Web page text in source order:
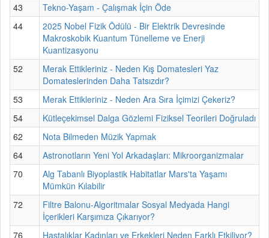
43
Tekno-Yaşam - Çalışmak İçin Öde
44
2025 Nobel Fizik Ödülü - Bir Elektrik Devresinde
Makroskobik Kuantum Tünelleme ve Enerji
Kuantizasyonu
52
Merak Ettikleriniz - Neden Kış Domatesleri Yaz
Domateslerinden Daha Tatsızdır?
53
Merak Ettikleriniz - Neden Ara Sıra İçimizi Çekeriz?
54
Kütleçekimsel Dalga Gözlemi Fiziksel Teorileri Doğruladı
62
Nota Bilmeden Müzik Yapmak
64
Astronotların Yeni Yol Arkadaşları: Mikroorganizmalar
70
Alg Tabanlı Biyoplastik Habitatlar Mars'ta Yaşamı
Mümkün Kılabilir
72
Filtre Balonu-Algoritmalar Sosyal Medyada Hangi
İçerikleri Karşımıza Çıkarıyor?
76
Hastalıklar Kadınları ve Erkekleri Neden Farklı Etkiliyor?